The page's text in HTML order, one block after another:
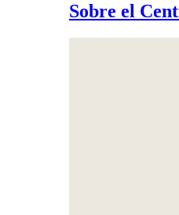
Sobre el